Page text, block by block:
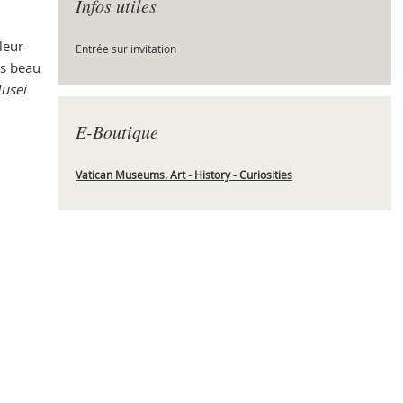
beau
Infos utiles
Entrée sur invitation
E-Boutique
Vatican Museums. Art - History - Curiosities